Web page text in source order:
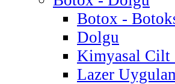
Botox -
Dolgu
Kimyasal Cilt
Lazer